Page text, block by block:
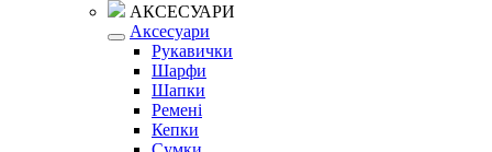
АКСЕСУАРИ
Аксесуари
Рукавички
Шарфи
Шапки
Ремені
Кепки